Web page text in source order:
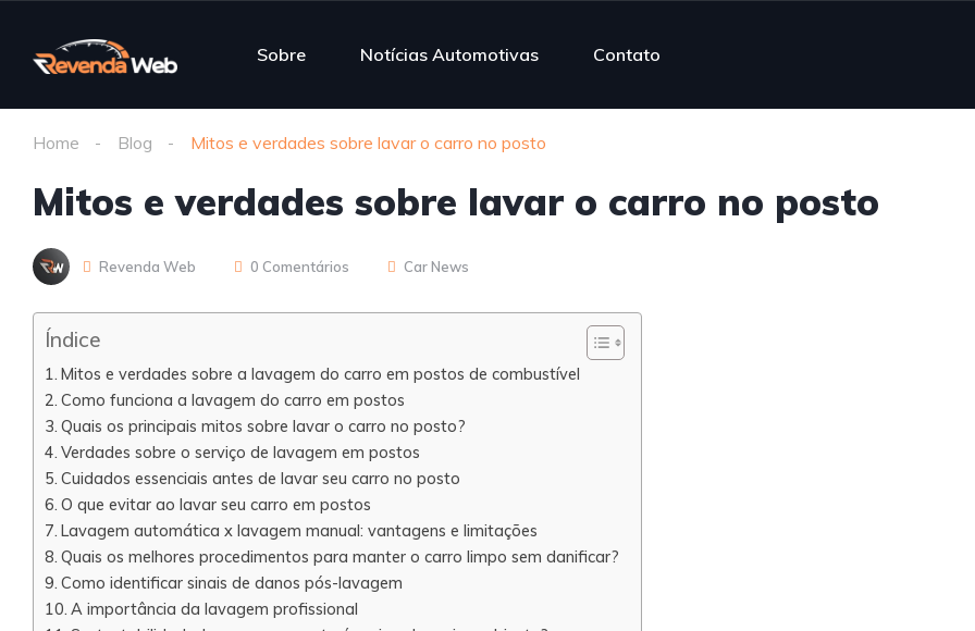
Sobre Notícias Automotivas Contato
Home Blog Mitos e verdades sobre lavar o carro no posto
Mitos e verdades sobre lavar o carro no posto
Revenda Web 0 Comentários Car News
Índice
Mitos e verdades sobre a lavagem do carro em postos de combustível
Como funciona a lavagem do carro em postos
Quais os principais mitos sobre lavar o carro no posto?
Verdades sobre o serviço de lavagem em postos
Cuidados essenciais antes de lavar seu carro no posto
O que evitar ao lavar seu carro em postos
Lavagem automática x lavagem manual: vantagens e limitações
Quais os melhores procedimentos para manter o carro limpo sem danificar?
Como identificar sinais de danos pós-lavagem
A importância da lavagem profissional